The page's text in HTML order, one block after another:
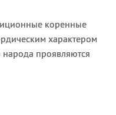
коренные
характером
проявляются